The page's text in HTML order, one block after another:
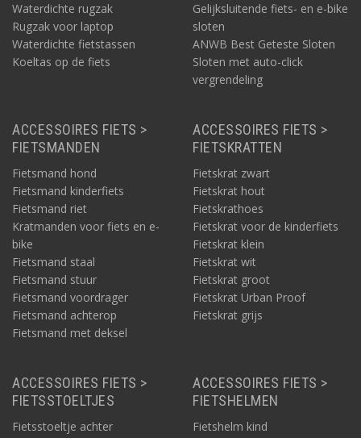
Waterdichte rugzak
Rugzak voor laptop
Waterdichte fietstassen
Koeltas op de fiets
Gelijksluitende fiets- en e-bike
sloten
ANWB Best Geteste Sloten
Sloten met auto-click
vergrendeling
ACCESSOIRES FIETS >
FIETSMANDEN
Fietsmand hond
Fietsmand kinderfiets
Fietsmand riet
Kratmanden voor fiets en e-
bike
Fietsmand staal
Fietsmand stuur
Fietsmand voordrager
Fietsmand achterop
Fietsmand met deksel
ACCESSOIRES FIETS >
FIETSKRATTEN
Fietskrat zwart
Fietskrat hout
Fietskrathoes
Fietskrat voor de kinderfiets
Fietskrat klein
Fietskrat wit
Fietskrat groot
Fietskrat Urban Proof
Fietskrat grijs
ACCESSOIRES FIETS >
FIETSSTOELTJES
Fietsstoeltje achter
ACCESSOIRES FIETS >
FIETSHELMEN
Fietshelm kind